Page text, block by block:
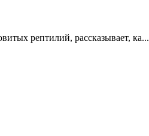
рептилий, рассказывает, ка...